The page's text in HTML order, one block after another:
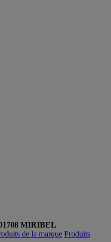
MIRIBEL
de la marque Produits